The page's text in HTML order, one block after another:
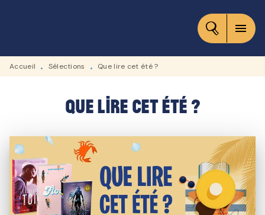
CONTENU
menu
Accueil • Sélections • Que lire cet été ?
Que lire cet été ?